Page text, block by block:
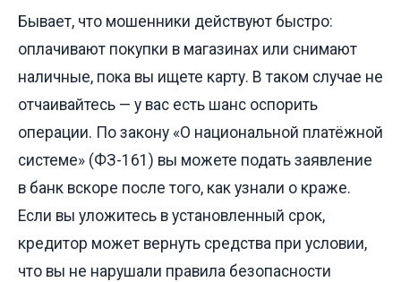
Бывает, что мошенники действуют быстро:
оплачивают покупки в магазинах или снимают
наличные, пока вы ищете карту. В таком случае не
отчаивайтесь — у вас есть шанс оспорить
операции. По закону «О национальной платёжной
системе» (ФЗ-161) вы можете подать заявление
в банк вскоре после того, как узнали о краже.
Если вы уложитесь в установленный срок,
кредитор может вернуть средства при условии,
что вы не нарушали правила безопасности